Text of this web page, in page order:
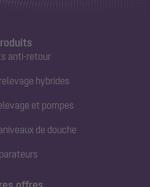
anti-retour
hybrides
et pompes
de douche